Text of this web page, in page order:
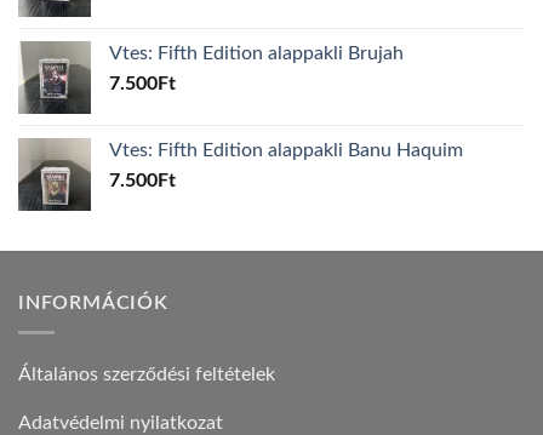
Vtes: Fifth Edition alappakli Brujah
7.500Ft
Vtes: Fifth Edition alappakli Banu Haquim
7.500Ft
INFORMÁCIÓK
Általános szerződési feltételek
Adatvédelmi nyilatkozat